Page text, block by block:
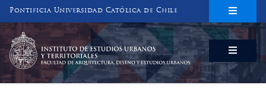
Pontificia Universidad Católica de Chile
INSTITUTO DE ESTUDIOS URBANOS
Y TERRITORIALES